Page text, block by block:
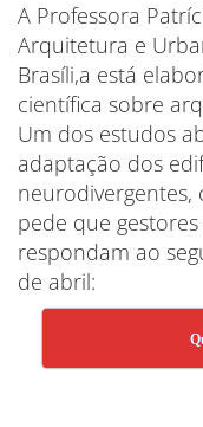
A Professora
Arquitetura e
Brasíli,a está
científica sobre
Um dos estudos
adaptação dos
neurodivergentes,
pede que
respondam ao
de abril: